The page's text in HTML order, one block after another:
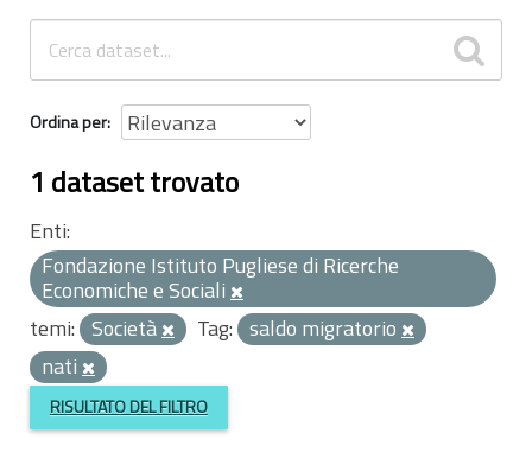
Ordina per
1 dataset trovato
Enti:
Fondazione Istituto Pugliese di Ricerche
Economiche e Sociali
temi: Società Tag: saldo migratorio
nati
RISULTATO DEL FILTRO